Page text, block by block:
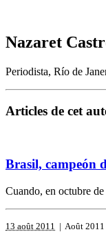
Nazaret
Periodista, Río de
Articles de cet
Brasil, campeón
Cuando, en octubre
13 août 2011 | Août 2011